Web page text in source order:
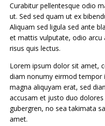
Curabitur pellentesque odio
ut. Sed sed quam ut ex
Aliquam sed ligula sed ante
et mattis vulputate, odio arcu
risus quis lectus.
Lorem ipsum dolor sit amet,
diam nonumy eirmod tempor
magna aliquyam erat, sed
accusam et justo duo
gubergren, no sea takimata
amet.